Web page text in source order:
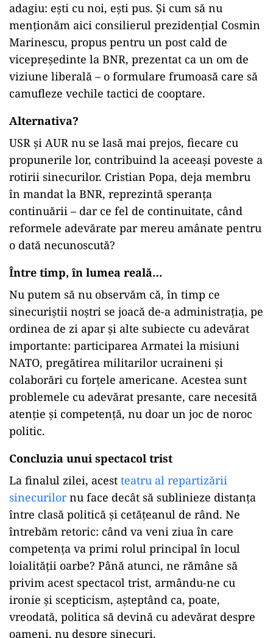
adagiu: ești cu noi, ești pus. Și cum să nu
menționăm aici consilierul prezidențial Cosmin
Marinescu, propus pentru un post cald de
vicepreședinte la BNR, prezentat ca un om de
viziune liberală – o formulare frumoasă care să
camufleze vechile tactici de cooptare.
Alternativa?
USR și AUR nu se lasă mai prejos, fiecare cu
propunerile lor, contribuind la aceeași poveste a
rotirii sinecurilor. Cristian Popa, deja membru
în mandat la BNR, reprezintă speranța
continuării – dar ce fel de continuitate, când
reformele adevărate par mereu amânate pentru
o dată necunoscută?
Între timp, în lumea reală…
Nu putem să nu observăm că, în timp ce
sinecuriștii noștri se joacă de-a administrația, pe
ordinea de zi apar și alte subiecte cu adevărat
importante: participarea Armatei la misiuni
NATO, pregătirea militarilor ucraineni și
colaborări cu forțele americane. Acestea sunt
problemele cu adevărat presante, care necesită
atenție și competență, nu doar un joc de noroc
politic.
Concluzia unui spectacol trist
La finalul zilei, acest teatru al repartizării
sinecurilornu face decât să sublinieze distanța
între clasă politică și cetățeanul de rând. Ne
întrebăm retoric: când va veni ziua în care
competența va primi rolul principal în locul
loialității oarbe? Până atunci, ne rămâne să
privim acest spectacol trist, armându-ne cu
ironie și scepticism, așteptând ca, poate,
vreodată, politica să devină cu adevărat despre
oameni, nu despre sinecuri.